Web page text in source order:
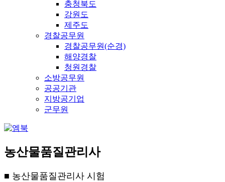
충청북도
강원도
제주도
경찰공무원
경찰공무원(순경)
해양경찰
청원경찰
소방공무원
공공기관
지방공기업
군무원
농산물품질관리사
■ 농산물품질관리사 시험